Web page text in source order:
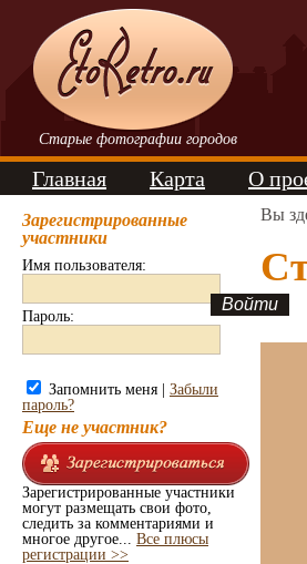
Старые фотографии городов
Главная Карта О
Зарегистрированные
участники
Имя пользователя:
Пароль:
Запомнить меня | Забыли
пароль?
Еще не участник?
Зарегистрированные участники
могут размещать свои фото,
следить за комментариями и
многое другое... Все плюсы
регистрации >>
Вы